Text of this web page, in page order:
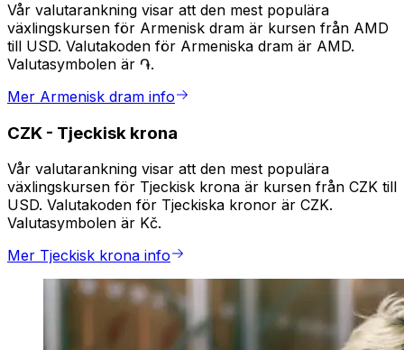
Vår valutarankning visar att den mest populära
växlingskursen för Armenisk dram är kursen från AMD
till USD. Valutakoden för Armeniska dram är AMD.
Valutasymbolen är ֏.
Mer Armenisk dram info
CZK - Tjeckisk krona
Vår valutarankning visar att den mest populära
växlingskursen för Tjeckisk krona är kursen från CZK till
USD. Valutakoden för Tjeckiska kronor är CZK.
Valutasymbolen är Kč.
Mer Tjeckisk krona info